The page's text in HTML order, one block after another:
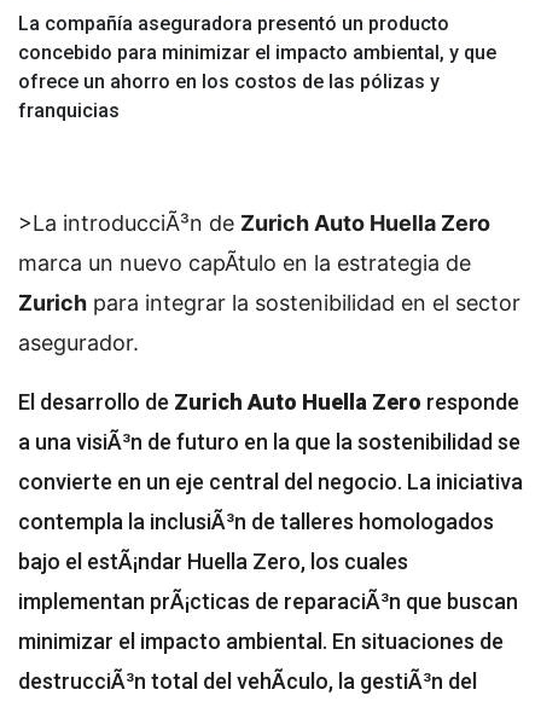
La compañía aseguradora presentó un producto
concebido para minimizar el impacto ambiental, y que
ofrece un ahorro en los costos de las pólizas y
franquicias
>La introducciÃ³n de Zurich Auto Huella Zero
marca un nuevo capÃ­tulo en la estrategia de
Zurich para integrar la sostenibilidad en el sector
asegurador.
El desarrollo de Zurich Auto Huella Zero responde
a una visiÃ³n de futuro en la que la sostenibilidad se
convierte en un eje central del negocio. La iniciativa
contempla la inclusiÃ³n de talleres homologados
bajo el estÃ¡ndar Huella Zero, los cuales
implementan prÃ¡cticas de reparaciÃ³n que buscan
minimizar el impacto ambiental. En situaciones de
destrucciÃ³n total del vehÃ­culo, la gestiÃ³n del